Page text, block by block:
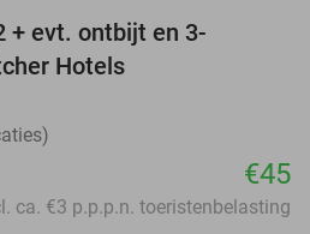
+ evt. ontbijt en 3-
Hotels
€45
ca. €3 p.p.p.n. toeristenbelasting